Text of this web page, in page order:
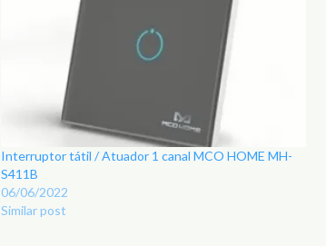
Interruptor tátil / Atuador 1 canal MCO HOME MH-
S411B
06/06/2022
Similar post